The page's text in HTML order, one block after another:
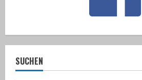
SUCHEN